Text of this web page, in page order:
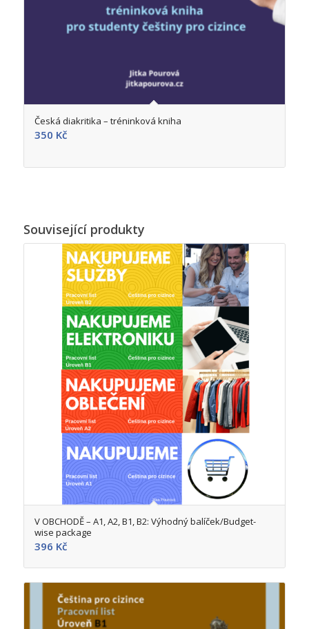
5.00
Česká diakritika – tréninková kniha
350 Kč
Související produkty
V OBCHODĚ – A1, A2, B1, B2: Výhodný balíček/Budget-
wise package
396 Kč